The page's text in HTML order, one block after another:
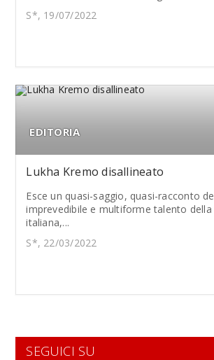
S*, 19/07/2022
EDITORIA
Lukha Kremo disallineato
Esce un quasi-saggio, quasi-racconto
imprevedibile e multiforme talento della
italiana,...
S*, 22/03/2022
SEGUICI SU